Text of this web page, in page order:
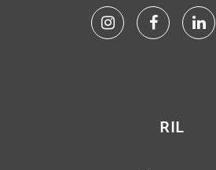
InstagramFacebook
RIL